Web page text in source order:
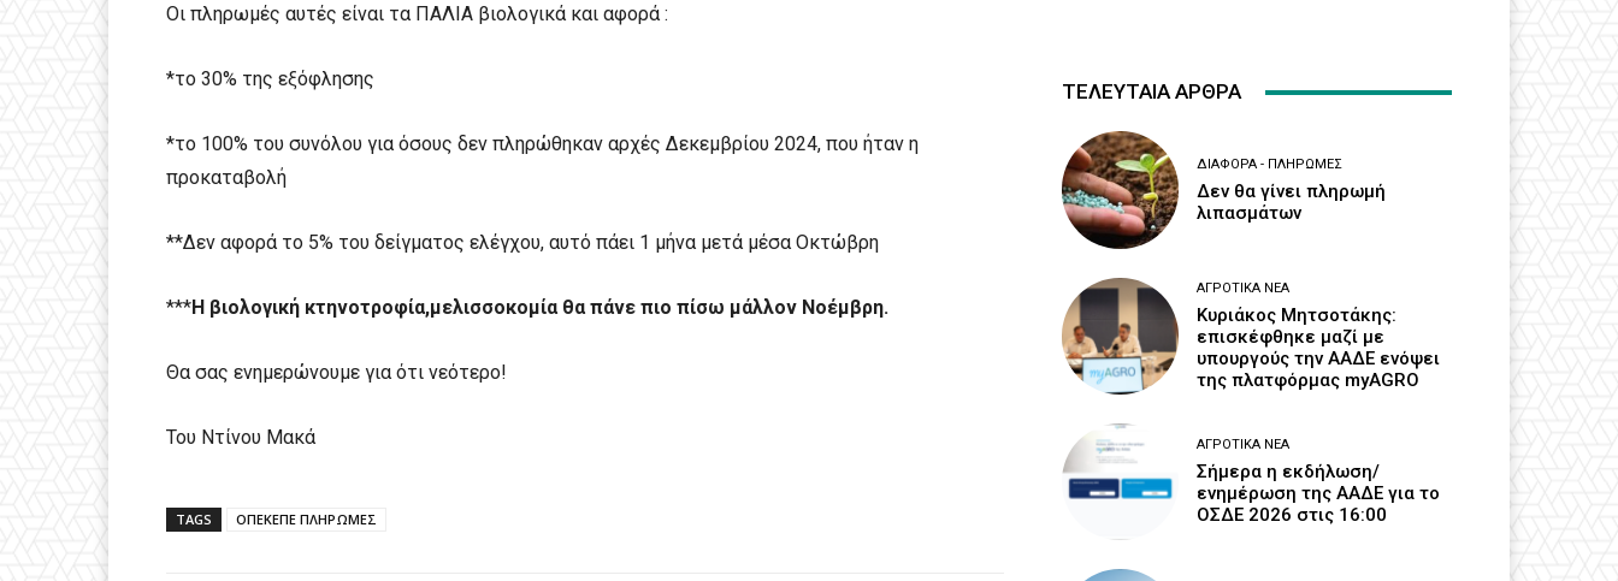
Οι πληρωμές αυτές είναι τα ΠΑΛΙΑ βιολογικά και αφορά :
*το 30% της εξόφλησης
*το 100% του συνόλου για όσους δεν πληρώθηκαν αρχές Δεκεμβρίου 2024, που ήταν η
προκαταβολή
**Δεν αφορά το 5% του δείγματος ελέγχου, αυτό πάει 1 μήνα μετά μέσα Οκτώβρη
***H βιολογική κτηνοτροφία,μελισσοκομία θα πάνε πιο πίσω μάλλον Νοέμβρη.
Θα σας ενημερώνουμε για ότι νεότερο!
Του Ντίνου Μακά
TAGS ΟΠΕΚΕΠΕ ΠΛΗΡΩΜΕΣ
ΤΕΛΕΥΤΑΙΑ ΑΡΘΡΑ
ΔΙΆΦΟΡΑ - ΠΛΗΡΩΜΈΣ
Δεν θα γίνει πληρωμή
λιπασμάτων
ΑΓΡΟΤΙΚΆ ΝΈΑ
Κυριάκος Μητσοτάκης:
επισκέφθηκε μαζί με
υπουργούς την ΑΑΔΕ ενόψει
της πλατφόρμας myAGRO
ΑΓΡΟΤΙΚΆ ΝΈΑ
Σήμερα η εκδήλωση/
ενημέρωση της ΑΑΔΕ για το
ΟΣΔΕ 2026 στις 16:00